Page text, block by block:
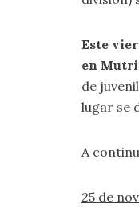
Este
en
de
lugar se
A
25 de